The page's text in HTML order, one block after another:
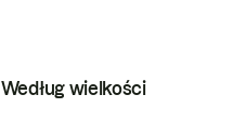
Według wielkości